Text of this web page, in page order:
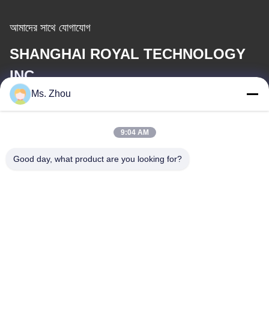
আমাদের সাথে যোগাযোগ
SHANGHAI ROYAL TECHNOLOGY
INC.
ই-মেইল
service@royaltec.com.cn
Ms. Zhou
9:04 AM
Good day, what product are you looking for?